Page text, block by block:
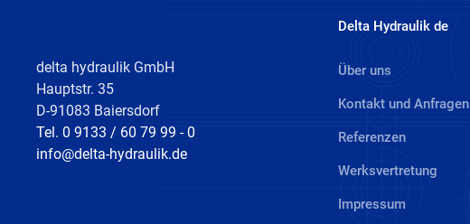
delta hydraulik GmbH
Hauptstr. 35
D-91083 Baiersdorf
Tel. 0 9133 / 60 79 99 - 0
info@delta-hydraulik.de
Delta Hydraulik de
Über uns
Kontakt und Anfragen
Referenzen
Werksvertretung
Impressum